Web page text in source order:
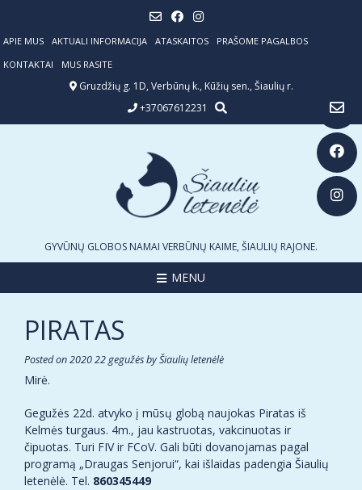
content
APIE MUS AKTUALI INFORMACIJA ATASKAITOS
PRAŠOME PAGALBOS
KONTAKTAI
MUS RASITE
Gruzdžių g. 1D, Verbūnų k., Kūžių sen., Šiaulių r.
+37067612231
GYVŪNŲ GLOBOS NAMAI VERBŪNŲ KAIME, ŠIAULIŲ RAJONE.
MENU
PIRATAS
Posted on2020 22 gegužėsbyŠiaulių letenėlė
Mirė.
Gegužės 22d. atvyko į mūsų globą naujokas Piratas iš
Kelmės turgaus. 4m., jau kastruotas, vakcinuotas ir
čipuotas. Turi FIV ir FCoV. Gali būti dovanojamas pagal
programą „Draugas Senjorui“, kai išlaidas padengia Šiaulių
letenėlė. Tel. 860345449